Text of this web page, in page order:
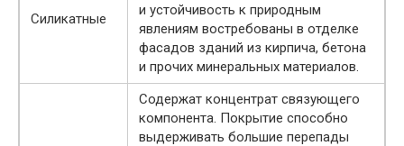
Силикатные
и устойчивость к природным
явлениям востребованы в отделке
фасадов зданий из кирпича, бетона
и прочих минеральных материалов.
Содержат концентрат связующего
компонента. Покрытие способно
выдерживать большие перепады